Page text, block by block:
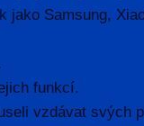
Samsung,
funkcí.
vzdávat svých